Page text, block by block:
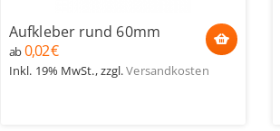
Aufkleber rund 60mm
ab 0,02 €
Inkl. 19% MwSt.,zzgl.Versandkosten